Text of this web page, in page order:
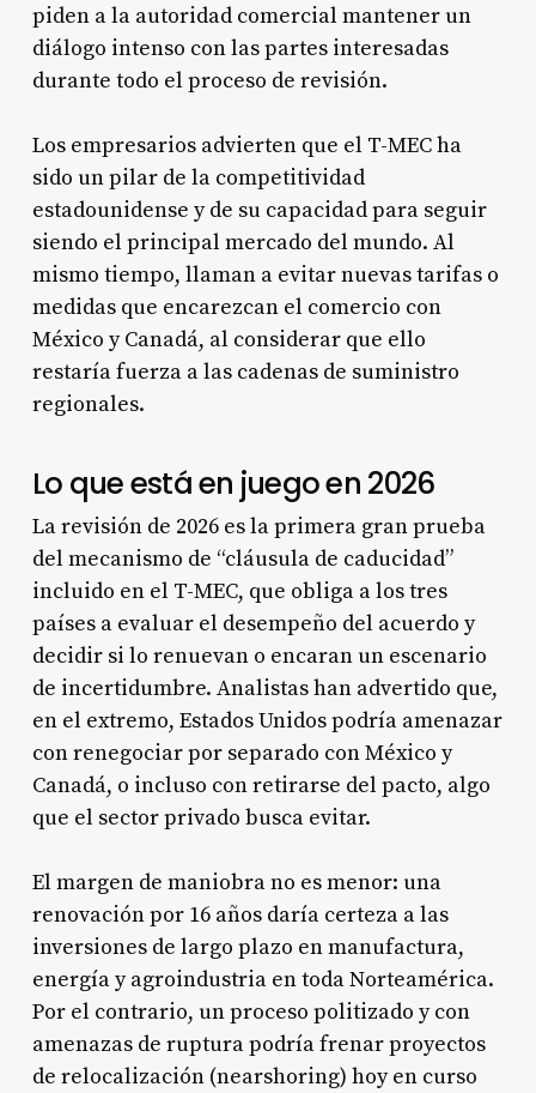
piden a la autoridad comercial mantener un
diálogo intenso con las partes interesadas
durante todo el proceso de revisión.
Los empresarios advierten que el T-MEC ha
sido un pilar de la competitividad
estadounidense y de su capacidad para seguir
siendo el principal mercado del mundo. Al
mismo tiempo, llaman a evitar nuevas tarifas o
medidas que encarezcan el comercio con
México y Canadá, al considerar que ello
restaría fuerza a las cadenas de suministro
regionales.
Lo que está en juego en 2026
La revisión de 2026 es la primera gran prueba
del mecanismo de “cláusula de caducidad”
incluido en el T-MEC, que obliga a los tres
países a evaluar el desempeño del acuerdo y
decidir si lo renuevan o encaran un escenario
de incertidumbre. Analistas han advertido que,
en el extremo, Estados Unidos podría amenazar
con renegociar por separado con México y
Canadá, o incluso con retirarse del pacto, algo
que el sector privado busca evitar.
El margen de maniobra no es menor: una
renovación por 16 años daría certeza a las
inversiones de largo plazo en manufactura,
energía y agroindustria en toda Norteamérica.
Por el contrario, un proceso politizado y con
amenazas de ruptura podría frenar proyectos
de relocalización (nearshoring) hoy en curso